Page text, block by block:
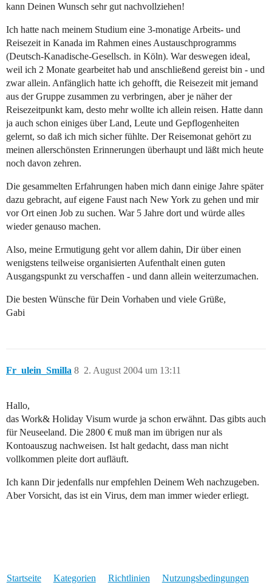
kann Deinen Wunsch sehr gut nachvollziehen!
Ich hatte nach meinem Studium eine 3-monatige Arbeits- und
Reisezeit in Kanada im Rahmen eines Austauschprogramms
(Deutsch-Kanadische-Gesellsch. in Köln). War deswegen ideal,
weil ich 2 Monate gearbeitet hab und anschließend gereist bin - und
zwar allein. Anfänglich hatte ich gehofft, die Reisezeit mit jemand
aus der Gruppe zusammen zu verbringen, aber je näher der
Reisezeitpunkt kam, desto mehr wollte ich allein reisen. Hatte dann
ja auch schon einiges über Land, Leute und Gepflogenheiten
gelernt, so daß ich mich sicher fühlte. Der Reisemonat gehört zu
meinen allerschönsten Erinnerungen überhaupt und läßt mich heute
noch davon zehren.
Die gesammelten Erfahrungen haben mich dann einige Jahre später
dazu gebracht, auf eigene Faust nach New York zu gehen und mir
vor Ort einen Job zu suchen. War 5 Jahre dort und würde alles
wieder genauso machen.
Also, meine Ermutigung geht vor allem dahin, Dir über einen
wenigstens teilweise organisierten Aufenthalt einen guten
Ausgangspunkt zu verschaffen - und dann allein weiterzumachen.
Die besten Wünsche für Dein Vorhaben und viele Grüße,
Gabi
Fr_ulein_Smilla 2. August 2004 um 13:11
8
Hallo,
das Work& Holiday Visum wurde ja schon erwähnt. Das gibts auch
für Neuseeland. Die 2800 € muß man im übrigen nur als
Kontoauszug nachweisen. Ist halt gedacht, dass man nicht
vollkommen pleite dort aufläuft.
Ich kann Dir jedenfalls nur empfehlen Deinem Weh nachzugeben.
Aber Vorsicht, das ist ein Virus, dem man immer wieder erliegt.
Startseite Kategorien Richtlinien Nutzungsbedingungen